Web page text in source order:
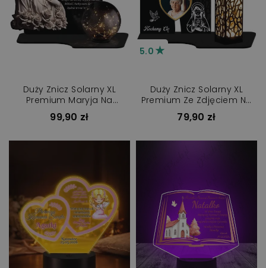
Duży Znicz Solarny XL
Premium Maryja Na
Cmentarz
99,90 zł
5.0 ★
Duży Znicz Solarny XL
Premium Ze Zdjęciem Na
Cmentarz
79,90 zł